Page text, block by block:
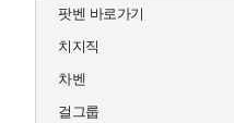
팟벤 바로가기
치지직
차벤
걸그룹